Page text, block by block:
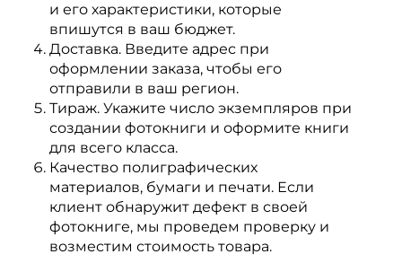
и его характеристики, которые
впишутся в ваш бюджет.
Доставка. Введите адрес при
оформлении заказа, чтобы его
отправили в ваш регион.
Тираж. Укажите число экземпляров при
создании фотокниги и оформите книги
для всего класса.
Качество полиграфических
материалов, бумаги и печати. Если
клиент обнаружит дефект в своей
фотокниге, мы проведем проверку и
возместим стоимость товара.